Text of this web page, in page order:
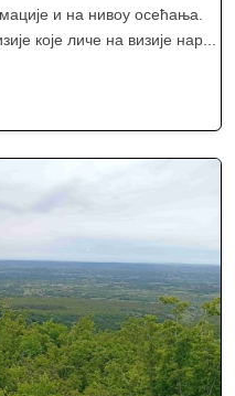
и на нивоу осећања.
које личе на визије нар...